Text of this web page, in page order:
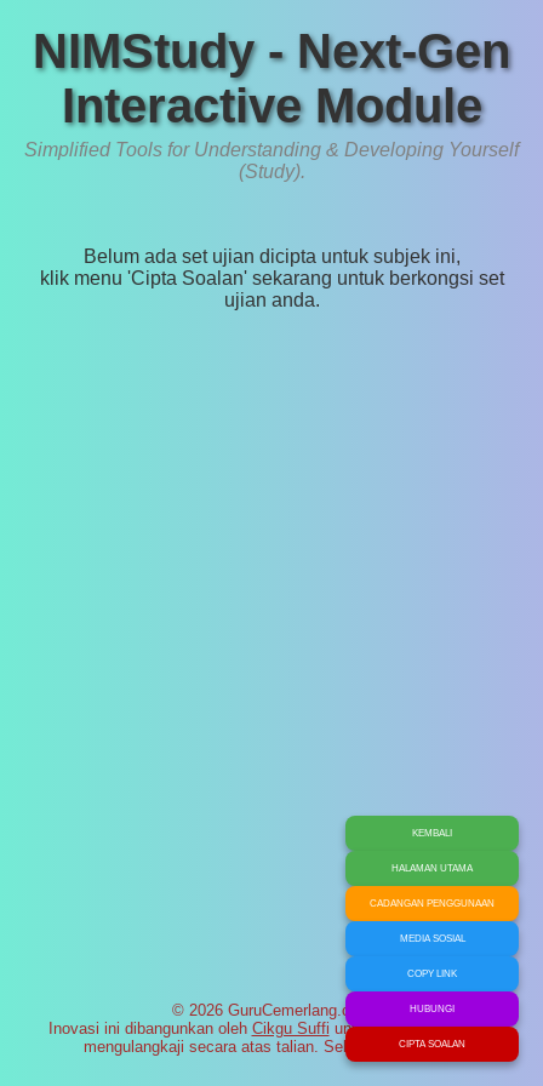
NIMStudy - Next-Gen
Interactive Module
Simplified Tools for Understanding & Developing Yourself
(Study).
Belum ada set ujian dicipta untuk subjek ini,
klik menu 'Cipta Soalan' sekarang untuk berkongsi set
ujian anda.
© 2026 GuruCemerlang.com
Inovasi ini dibangunkan oleh Cikgu Suffi untuk membantu murid
mengulangkaji secara atas talian. Selamat maju jaya!
KEMBALI
HALAMAN UTAMA
CADANGAN PENGGUNAAN
MEDIA SOSIAL
COPY LINK
HUBUNGI
CIPTA SOALAN